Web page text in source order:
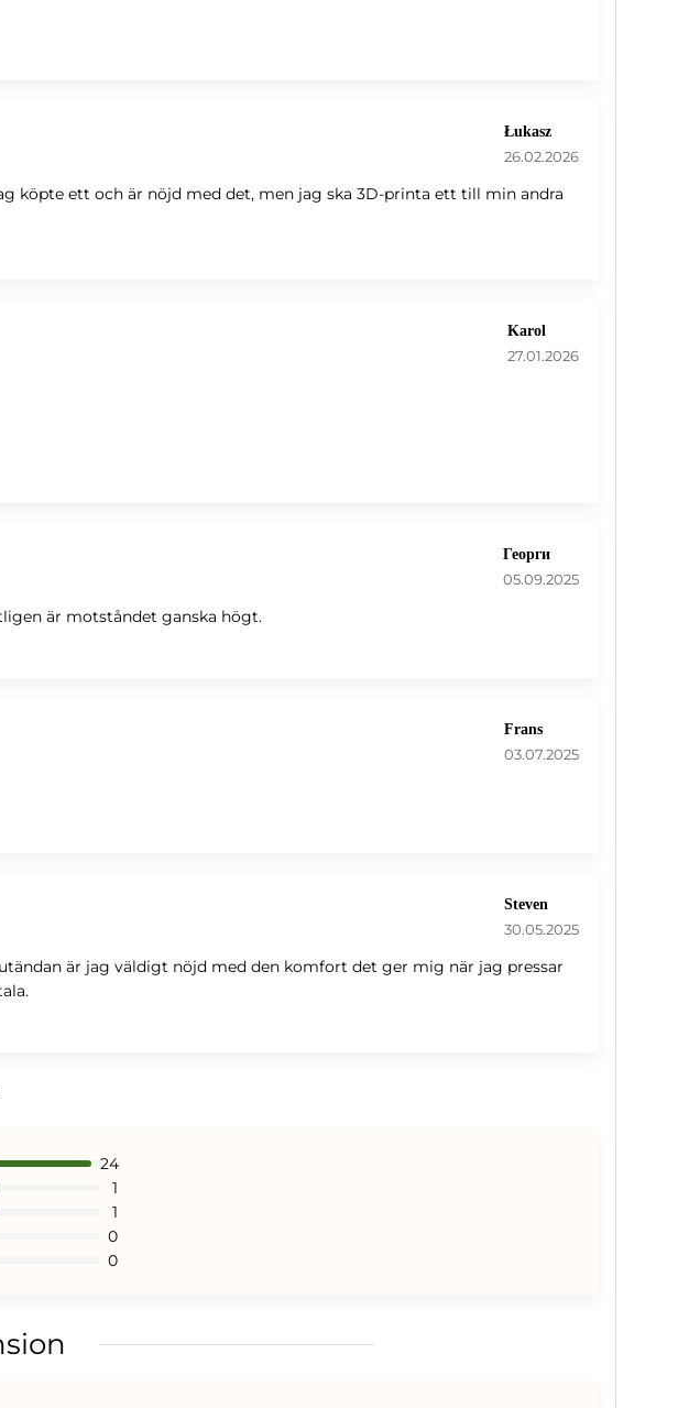
Łukasz
26.02.2026
köpte ett och är nöjd med det, men jag ska 3D-printa ett till min andra
Karol
27.01.2026
Георги
05.09.2025
är motståndet ganska högt.
Frans
03.07.2025
Steven
30.05.2025
är jag väldigt nöjd med den komfort det ger mig när jag pressar
24
1
1
0
0